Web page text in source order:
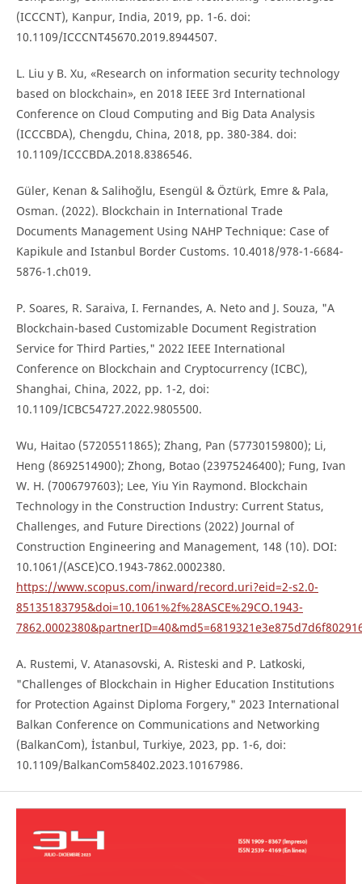
(ICCCNT), Kanpur, India, 2019, pp. 1-6. doi:
10.1109/ICCCNT45670.2019.8944507.
L. Liu y B. Xu, «Research on information security technology
based on blockchain», en 2018 IEEE 3rd International
Conference on Cloud Computing and Big Data Analysis
(ICCCBDA), Chengdu, China, 2018, pp. 380-384. doi:
10.1109/ICCCBDA.2018.8386546.
Güler, Kenan & Salihoğlu, Esengül & Öztürk, Emre & Pala,
Osman. (2022). Blockchain in International Trade
Documents Management Using NAHP Technique: Case of
Kapikule and Istanbul Border Customs. 10.4018/978-1-6684-
5876-1.ch019.
P. Soares, R. Saraiva, I. Fernandes, A. Neto and J. Souza, "A
Blockchain-based Customizable Document Registration
Service for Third Parties," 2022 IEEE International
Conference on Blockchain and Cryptocurrency (ICBC),
Shanghai, China, 2022, pp. 1-2, doi:
10.1109/ICBC54727.2022.9805500.
Wu, Haitao (57205511865); Zhang, Pan (57730159800); Li,
Heng (8692514900); Zhong, Botao (23975246400); Fung, Ivan
W. H. (7006797603); Lee, Yiu Yin Raymond. Blockchain
Technology in the Construction Industry: Current Status,
Challenges, and Future Directions (2022) Journal of
Construction Engineering and Management, 148 (10). DOI:
10.1061/(ASCE)CO.1943-7862.0002380.
https://www.scopus.com/inward/record.uri?eid=2-s2.0-
85135183795&doi=10.1061%2f%28ASCE%29CO.1943-
A. Rustemi, V. Atanasovski, A. Risteski and P. Latkoski,
"Challenges of Blockchain in Higher Education Institutions
for Protection Against Diploma Forgery," 2023 International
Balkan Conference on Communications and Networking
(BalkanCom), İstanbul, Turkiye, 2023, pp. 1-6, doi:
10.1109/BalkanCom58402.2023.10167986.